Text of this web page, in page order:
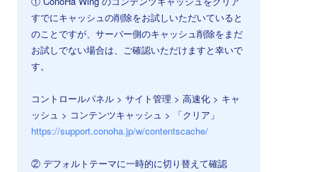
すでにキャッシュの削除をお試しいただいていると
のことですが、サーバー側のキャッシュ削除をまだ
お試しでない場合は、ご確認いただけますと幸いで
す。
コントロールパネル > サイト管理 > 高速化 > キャ
ッシュ > コンテンツキャッシュ > 「クリア」
https://support.conoha.jp/w/contentscache/
② デフォルトテーマに一時的に切り替えて確認